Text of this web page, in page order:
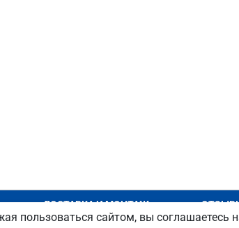
ДОСТАВКА И МОНТАЖ
пользоваться сайтом, вы соглашаетесь